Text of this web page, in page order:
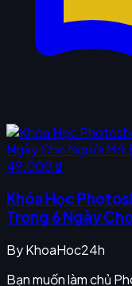
49.000 ₫
Khóa Học
Trong 6 Ngày
ByKhoaHoc24h
Bạn muốn làm chủ